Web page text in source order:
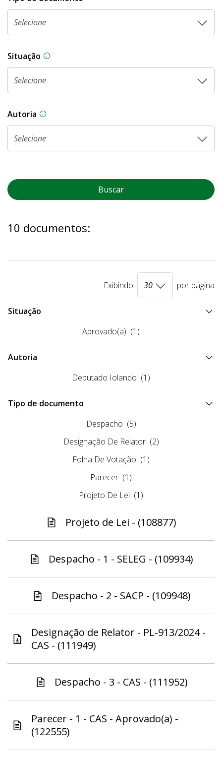
Situação Na CLDF, as proposições legislativas
Autoria As proposições legislativas na CLDF podem
Buscar
10 documentos:
Exibindo por página
Situação
Aprovado(a) (1)
Autoria
Deputado Iolando (1)
Tipo de documento
Despacho (5)
Designação De Relator (2)
Folha De Votação (1)
Parecer (1)
Projeto De Lei (1)
Projeto de Lei - (108877)
Despacho - 1 - SELEG - (109934)
Despacho - 2 - SACP - (109948)
Designação de Relator - PL-913/2024 -
CAS - (111949)
Despacho - 3 - CAS - (111952)
Parecer - 1 - CAS - Aprovado(a) -
(122555)